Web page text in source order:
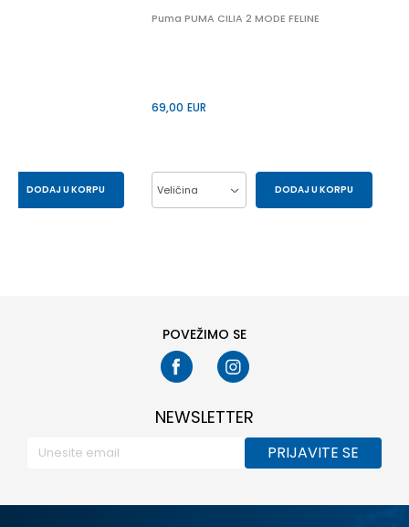
DODAJ U KORPU
Puma PUMA CILIA 2 MODE FELINE
69,00 EUR
Veličina DODAJ U KORPU
POVEŽIMO SE
NEWSLETTER
PRIJAVITE SE